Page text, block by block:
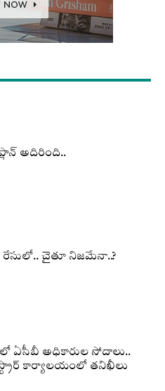
అదిరింది..
రేసులో.. చైతూ నిజమేనా..?
ఏసీబీ అధికారుల సోదాలు..
కార్యాలయంలో తనిఖీలు